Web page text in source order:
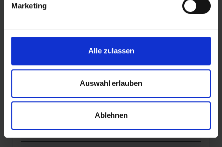
Marketing
Alle zulassen
Auswahl erlauben
Ablehnen
DETAILS / PRODUKTDATEN
BEWERTUNGEN